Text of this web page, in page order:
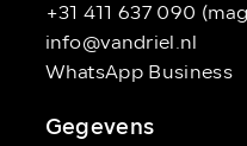
+31 411 637 090
info@vandriel.nl
WhatsApp Business
Gegevens